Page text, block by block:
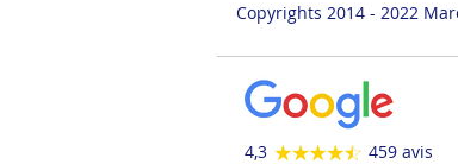
Copyrights 2014 - 2022
4,3 459 avis